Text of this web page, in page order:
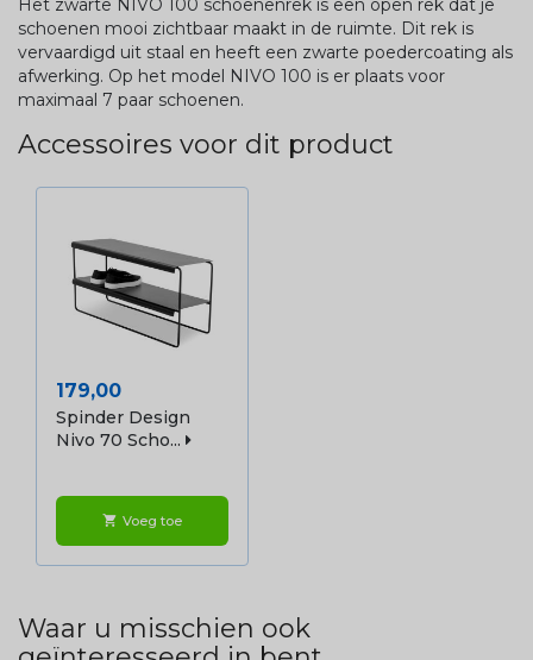
Het zwarte NIVO 100 schoenenrek is een open rek dat je
schoenen mooi zichtbaar maakt in de ruimte. Dit rek is
vervaardigd uit staal en heeft een zwarte poedercoating als
afwerking. Op het model NIVO 100 is er plaats voor
maximaal 7 paar schoenen.
Accessoires voor dit product
Prijs
179,00
Spinder Design
Nivo 70 Scho...
shopping_cart Voeg toe
Waar u misschien ook